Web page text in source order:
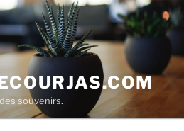
souvenirs.